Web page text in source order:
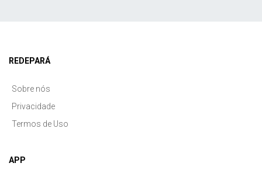
REDEPARÁ
Sobre nós
Privacidade
Termos de Uso
APP